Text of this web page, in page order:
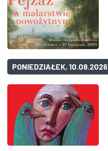
PONIEDZIAŁEK, 10.08.2026